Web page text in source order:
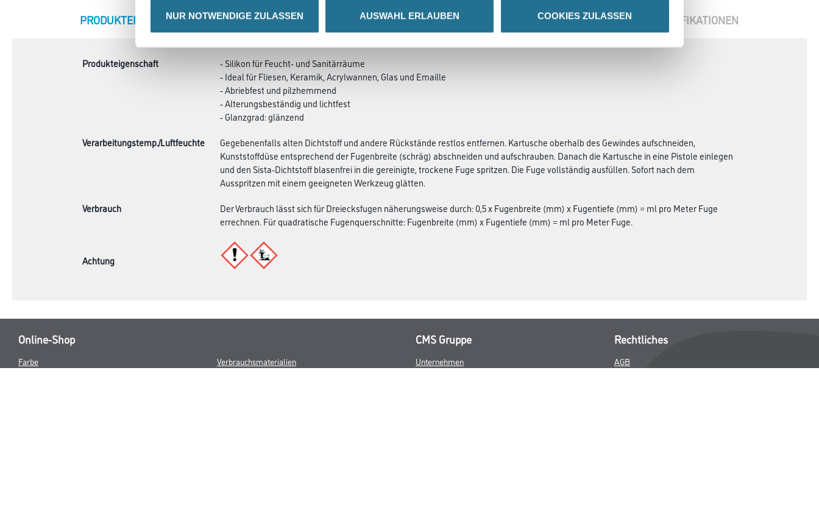
NUR NOTWENDIGE ZULASSEN AUSWAHL ERLAUBEN COOKIES ZULASSEN
CURRENT
PRODUKTEIGENSCHAFTEN ZUSATZINFOS GEFAHRENHINWEISE DATENBLÄTTER SPEZIFIKATIONEN
Produkteigenschaft
- Silikon für Feucht- und Sanitärräume
- Ideal für Fliesen, Keramik, Acrylwannen, Glas und Emaille
- Abriebfest und pilzhemmend
- Alterungsbeständig und lichtfest
- Glanzgrad: glänzend
Verarbeitungstemp./Luftfeuchte
Gegebenenfalls alten Dichtstoff und andere Rückstände restlos entfernen. Kartusche oberhalb des Gewindes aufschneiden,
Kunststoffdüse entsprechend der Fugenbreite (schräg) abschneiden und aufschrauben. Danach die Kartusche in eine Pistole einlegen
und den Sista-Dichtstoff blasenfrei in die gereinigte, trockene Fuge spritzen. Die Fuge vollständig ausfüllen. Sofort nach dem
Ausspritzen mit einem geeigneten Werkzeug glätten.
Verbrauch
Der Verbrauch lässt sich für Dreiecksfugen näherungsweise durch: 0,5 x Fugenbreite (mm) x Fugentiefe (mm) = ml pro Meter Fuge
errechnen. Für quadratische Fugenquerschnitte: Fugenbreite (mm) x Fugentiefe (mm) = ml pro Meter Fuge.
Achtung
Online-Shop
Farbe
Verbrauchsmaterialien
CMS Gruppe
Unternehmen
Rechtliches
AGB